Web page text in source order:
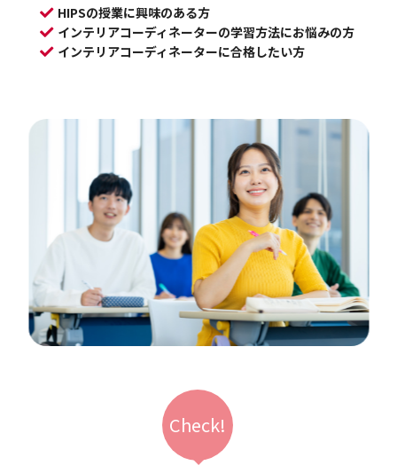
HIPSの授業に興味のある方
インテリアコーディネーターの学習方法にお悩みの方
インテリアコーディネーターに合格したい方